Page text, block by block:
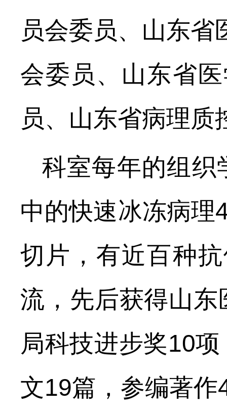
员会委员、山东
会委员、山东省
员、山东省病理
科室每年的组织
中的快速冰冻病理
切片，有近百种
流，先后获得山
局科技进步奖10
文19篇，参编著作